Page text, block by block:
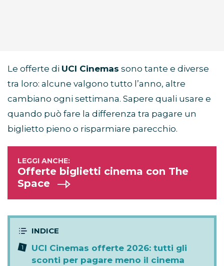
Le offerte di UCI Cinemas sono tante e diverse
tra loro: alcune valgono tutto l’anno, altre
cambiano ogni settimana. Sapere quali usare e
quando può fare la differenza tra pagare un
biglietto pieno o risparmiare parecchio.
Offerte biglietti cinema con The
Space
UCI Cinemas offerte 2026: tutti gli
sconti per pagare meno il cinema